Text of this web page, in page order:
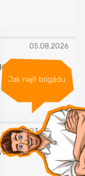
Jak najít brigádu
05.08.2026
s.r.o.
03.08.2026
r. o.